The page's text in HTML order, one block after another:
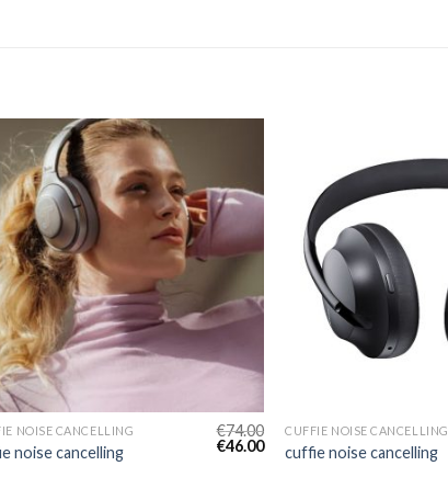
NOISE CANCELLING
noise cancelling
€74.00
€46.00
CUFFIE NOISE CANCELLING
cuffie noise cancelling